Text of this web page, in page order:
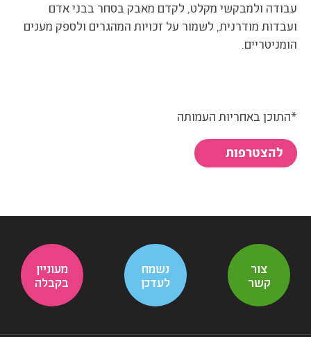
עבודה ולמבקשי מקלט, לקדם מאבק בסחר בבני אדם
ועבדות מודרנית, לשמור על זכויות המהגרים ולספק מענים
הומניטריים.
*התוכן באחריות העמותה
להצטרפות
צור
קשר
נשמח
לעדכן
מעוניין
בקבלה